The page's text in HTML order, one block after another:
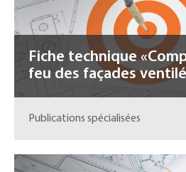
Fiche technique
feu des façades
Publications spécialisées